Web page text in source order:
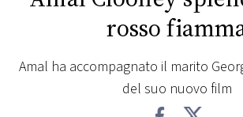
rosso
Amal ha accompagnato il marito
del suo nuovo film